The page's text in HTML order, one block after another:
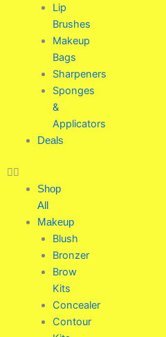
Lip
Brushes
Makeup
Bags
Sharpeners
Sponges
&
Applicators
Deals
Shop
All
Makeup
Blush
Bronzer
Brow
Kits
Concealer
Contour